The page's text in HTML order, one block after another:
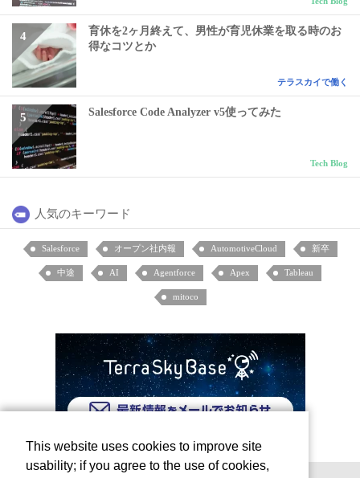
育休を2ヶ月終えて、男性が育児休業を取る時のお
得なコツとか
テラスカイで働く
Salesforce Code Analyzer v5使ってみた
Tech Blog
人気のキーワード
Salesforce オープン社内報 AutomotiveCloud 新卒
中途 AI Agentforce Apex Tableau
mitoco
This website uses cookies to improve site
usability; if you agree to the use of cookies,